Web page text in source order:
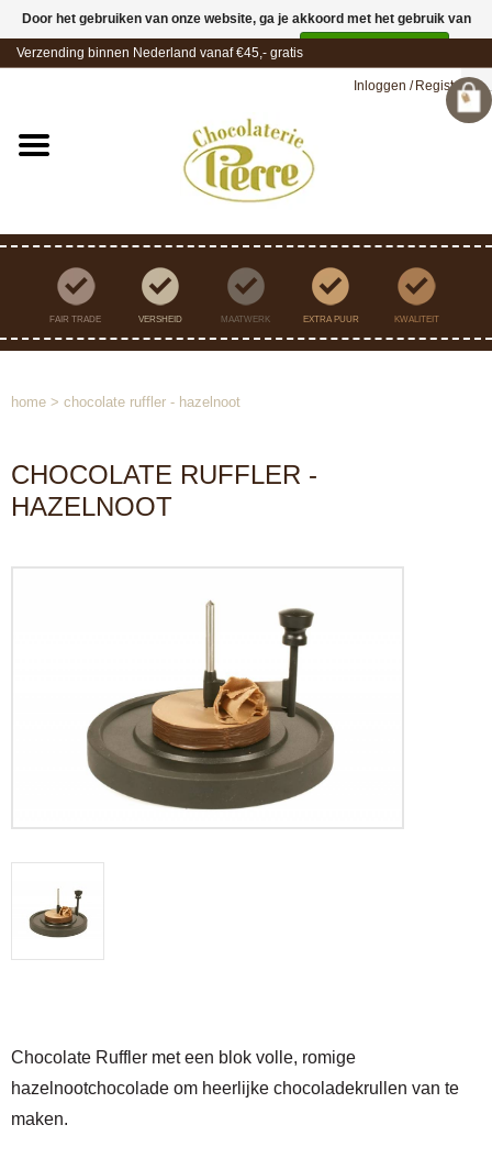
Verzending binnen Nederland vanaf €45,- gratis
Inloggen / Registreren
FAIR TRADE VERSHEID MAATWERK EXTRA PUUR KWALITEIT
home > chocolate ruffler - hazelnoot
CHOCOLATE RUFFLER -
HAZELNOOT
Chocolate Ruffler met een blok volle, romige
hazelnootchocolade om heerlijke chocoladekrullen van te
maken.
Door het gebruiken van onze website, ga je akkoord met het gebruik van
cookies om onze website te verbeteren.
Meer over cookies »